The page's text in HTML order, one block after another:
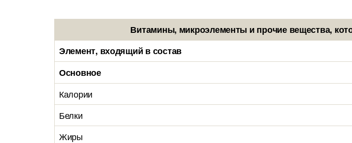
Витамины, микроэлементы и прочие вещества,
Элемент, входящий в состав
Основное
Калории
Белки
Жиры